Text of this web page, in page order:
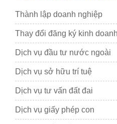
Thành lập doanh nghiệp
Thay đổi đăng ký kinh doanh
Dịch vụ đầu tư nước ngoài
Dịch vụ sở hữu trí tuệ
Dịch vụ tư vấn đất đai
Dịch vụ giấy phép con